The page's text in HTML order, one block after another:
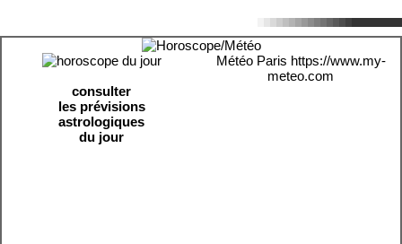
consulter
les prévisions
astrologiques
du jour
Météo Paris https://www.my-
meteo.com